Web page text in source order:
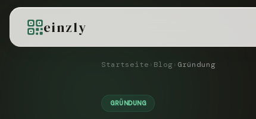
einzly
Startseite › Blog› Gründung
GRÜNDUNG